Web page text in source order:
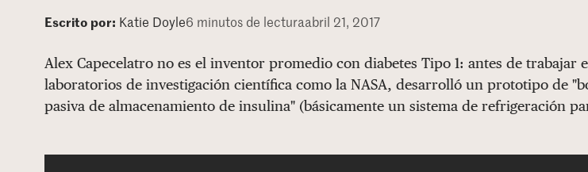
Escrito por: Katie Doyle6 minutos de lecturaabril 21, 2017
Alex Capecelatro no es el inventor promedio con diabetes Tipo 1: antes de trabajar
laboratorios de investigación científica como la NASA, desarrolló un prototipo de
pasiva de almacenamiento de insulina" (básicamente un sistema de refrigeración